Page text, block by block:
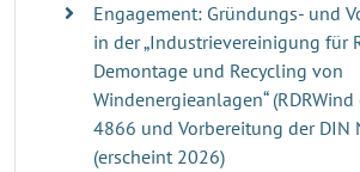
Engagement: Gründungs- und
in der „Industrievereinigung für
Demontage und Recycling von
Windenergieanlagen“ (RDRWind
4866 und Vorbereitung der DIN
(erscheint 2026)